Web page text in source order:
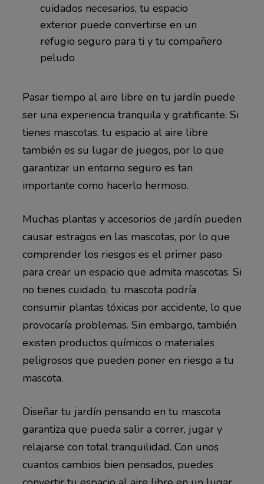
cuidados necesarios, tu espacio
exterior puede convertirse en un
refugio seguro para ti y tu compañero
peludo
Pasar tiempo al aire libre en tu jardín puede
ser una experiencia tranquila y gratificante. Si
tienes mascotas, tu espacio al aire libre
también es su lugar de juegos, por lo que
garantizar un entorno seguro es tan
importante como hacerlo hermoso.
Muchas plantas y accesorios de jardín pueden
causar estragos en las mascotas, por lo que
comprender los riesgos es el primer paso
para crear un espacio que admita mascotas. Si
no tienes cuidado, tu mascota podría
consumir plantas tóxicas por accidente, lo que
provocaría problemas. Sin embargo, también
existen productos químicos o materiales
peligrosos que pueden poner en riesgo a tu
mascota.
Diseñar tu jardín pensando en tu mascota
garantiza que pueda salir a correr, jugar y
relajarse con total tranquilidad. Con unos
cuantos cambios bien pensados, puedes